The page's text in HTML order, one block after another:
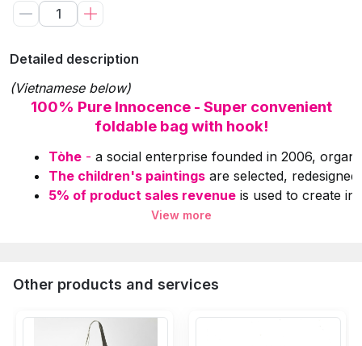
Detailed description
(Vietnamese below)
100% Pure Innocence - Super convenient
foldable bag with hook!
Tòhe - a social enterprise founded in 2006,
The children's paintings are selected,
5% of product sales revenue is used to create
Dimensions: 43 x 50 cm
Care Instructions:
Hand wash
View more
Other products and services